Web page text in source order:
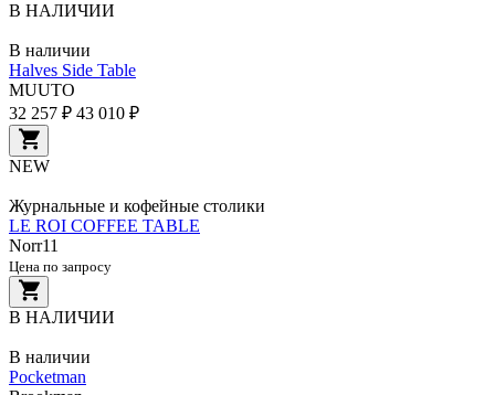
В НАЛИЧИИ
В наличии
Halves Side Table
MUUTO
32 257 ₽ 43 010 ₽
NEW
Журнальные и кофейные столики
LE ROI COFFEE TABLE
Norr11
Цена по запросу
В НАЛИЧИИ
В наличии
Pocketman